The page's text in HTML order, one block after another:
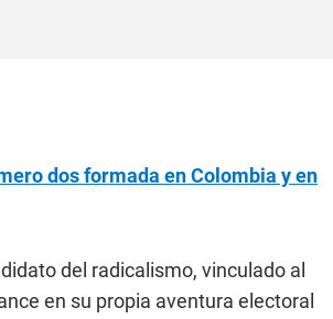
dos formada en Colombia y en
del radicalismo, vinculado al
en su propia aventura electoral